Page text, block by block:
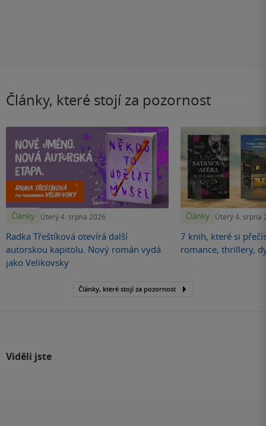
Články, které stojí za pozornost
Články Úterý 4. srpna 2026
Radka Třeštíková otevírá další
autorskou kapitolu. Nový román vydá
jako Velikovsky
Články Úterý 4. srpna
7 knih, které si
romance, thrillery,
Články, které stojí za pozornost
Viděli jste